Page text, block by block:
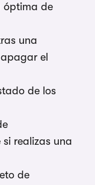
óptima de
una
el
de los
realizas una
de